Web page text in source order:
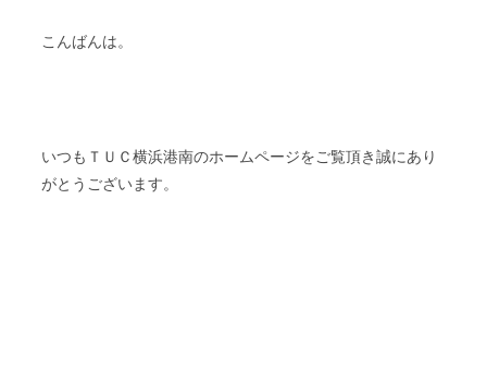
こんばんは。
いつもＴＵＣ横浜港南のホームページをご覧頂き誠にあり
がとうございます。